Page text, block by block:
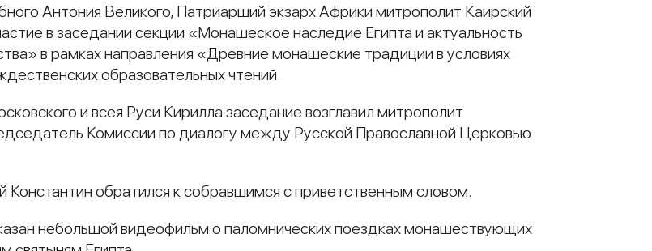
Антония Великого, Патриарший экзарх Африки митрополит Каирский
в заседании секции «Монашеское наследие Египта и актуальность
в рамках направления «Древние монашеские традиции в условиях
образовательных чтений.
и всея Руси Кирилла заседание возглавил митрополит
Комиссии по диалогу между Русской Православной Церковью
обратился к собравшимся с приветственным словом.
небольшой видеофильм о паломнических поездках монашествующих